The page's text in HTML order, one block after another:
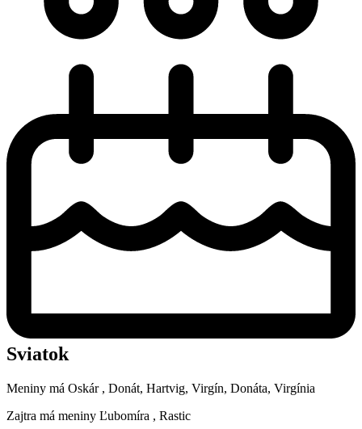
Sviatok
Meniny má Oskár , Donát, Hartvig, Virgín, Donáta, Virgínia
Zajtra má meniny Ľubomíra , Rastic